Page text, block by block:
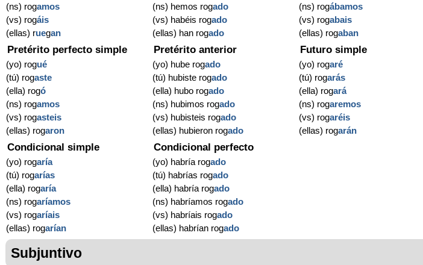
(ns) rogamos
(vs) rogáis
(ellas) ruegan
(ns) hemos rogado
(vs) habéis rogado
(ellas) han rogado
(ns) rogábamos
(vs) rogabais
(ellas) rogaban
Pretérito perfecto simple
(yo) rogué
(tú) rogaste
(ella) rogó
(ns) rogamos
(vs) rogasteis
(ellas) rogaron
Pretérito anterior
(yo) hube rogado
(tú) hubiste rogado
(ella) hubo rogado
(ns) hubimos rogado
(vs) hubisteis rogado
(ellas) hubieron rogado
Futuro simple
(yo) rogaré
(tú) rogarás
(ella) rogará
(ns) rogaremos
(vs) rogaréis
(ellas) rogarán
Condicional simple
(yo) rogaría
(tú) rogarías
(ella) rogaría
(ns) rogaríamos
(vs) rogaríais
(ellas) rogarían
Condicional perfecto
(yo) habría rogado
(tú) habrías rogado
(ella) habría rogado
(ns) habríamos rogado
(vs) habríais rogado
(ellas) habrían rogado
Subjuntivo